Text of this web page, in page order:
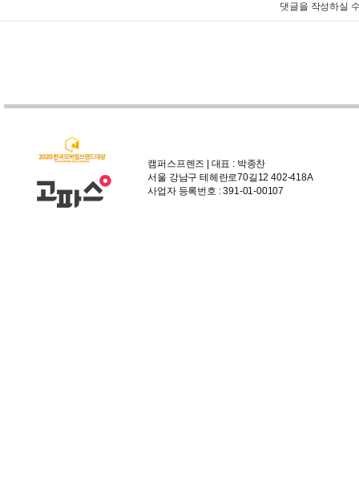
댓글을 작성하실
캠퍼스프렌즈 | 대표 : 박종찬
서울 강남구 테헤란로70길12 402-418A
사업자 등록번호 : 391-01-00107